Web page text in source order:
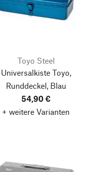
Toyo Steel
Universalkiste Toyo,
Runddeckel, Blau
54,90 €
+ weitere Varianten